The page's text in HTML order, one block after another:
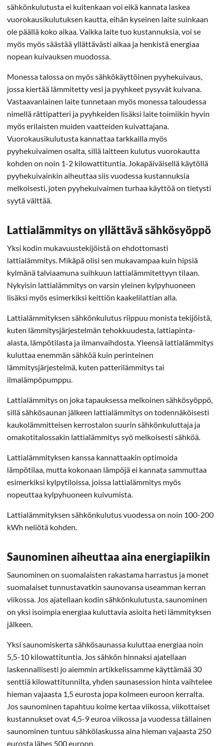
sähkönkulutusta ei kuitenkaan voi eikä kannata laskea
vuorokausikulutuksen kautta, eihän kyseinen laite suinkaan
ole päällä koko aikaa. Vaikka laite tuo kustannuksia, voi se
myös myös säästää yllättävästi aikaa ja henkistä energiaa
nopean kuivauksen muodossa.
Monessa talossa on myös sähkökäyttöinen pyyhekuivaus,
jossa kiertää lämmitetty vesi ja pyyhkeet pysyvät kuivana.
Vastaavanlainen laite tunnetaan myös monessa taloudessa
nimellä rättipatteri ja pyyhkeiden lisäksi laite toimiikin hyvin
myös erilaisten muiden vaatteiden kuivattajana.
Vuorokausikulutusta kannattaa tarkkailla myös
pyyhekuivaimen osalta, sillä laitteen kulutus vuorokautta
kohden on noin 1-2 kilowattituntia. Jokapäiväisellä käytöllä
pyyhekuivainkin aiheuttaa siis vuodessa kustannuksia
melkoisesti, joten pyyhekuivaimen turhaa käyttöä on tietysti
syytä välttää.
Lattialämmitys on yllättävä sähkösyöppö
Yksi kodin mukavuustekijöistä on ehdottomasti
lattialämmitys. Mikäpä olisi sen mukavampaa kuin hipsiä
kylmänä talviaamuna suihkuun lattialämmitettyyn tilaan.
Nykyisin lattialämmitys on varsin yleinen kylpyhuoneen
lisäksi myös esimerkiksi keittiön kaakelilattian alla.
Lattialämmityksen sähkönkulutus riippuu monista tekijöistä,
kuten lämmitysjärjestelmän tehokkuudesta, lattiapinta-
alasta, lämpötilasta ja ilmanvaihdosta. Yleensä lattialämmitys
kuluttaa enemmän sähköä kuin perinteinen
lämmitysjärjestelmä, kuten patterilämmitys tai
ilmalämpöpumppu.
Lattialämmitys on joka tapauksessa melkoinen sähkösyöppö,
sillä sähkösaunan jälkeen lattialämmitys on todennäköisesti
kaukolämmitteisen kerrostalon suurin sähkönkuluttaja ja
omakotitalossakin lattialämmitys syö melkoisesti sähköä.
Lattialämmityksen kanssa kannattaakin optimoida
lämpötilaa, mutta kokonaan lämpöjä ei kannata sammuttaa
esimerkiksi kylpytiloissa, joissa lattialämmitys myös
nopeuttaa kylpyhuoneen kuivumista.
Lattialämmityksen sähkönkulutus vuodessa on noin 100-200
kWh neliötä kohden.
Saunominen aiheuttaa aina energiapiikin
Saunominen on suomalaisten rakastama harrastus ja monet
suomalaiset tunnustavatkin saunovansa useamman kerran
viikossa. Jos ajatellaan kodin sähkönkulutusta, saunominen
on yksi isoimpia energiaa kuluttavia asioita heti lämmityksen
jälkeen.
Yksi saunomiskerta sähkösaunassa kuluttaa energiaa noin
5,5-10 kilowattituntia. Jos sähkön hinnaksi ajatellaan
laskennallisesti jo aiemmin artikkelissamme käyttämää 30
senttiä kilowattitunnilta, yhden saunasession hinta vaihtelee
hieman vajaasta 1,5 eurosta jopa kolmeen euroon kerralta.
Jos saunominen tapahtuu kolme kertaa viikossa, viikottaiset
kustannukset ovat 4,5-9 euroa viikossa ja vuodessa tällainen
saunominen tuntuu sähkölaskussa aina hieman vajaasta 250
eurosta lähes 500 euroon.